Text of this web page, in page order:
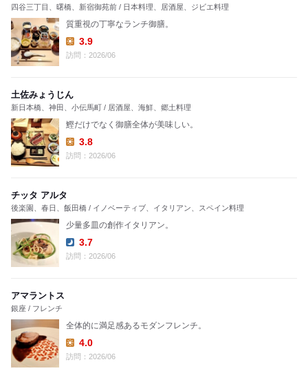
四谷三丁目、曙橋、新宿御苑前 / 日本料理、居酒屋、ジビエ料理
質重視の丁寧なランチ御膳。
Lunch:
3.9
訪問：2026/06
土佐みょうじん
新日本橋、神田、小伝馬町 / 居酒屋、海鮮、郷土料理
鰹だけでなく御膳全体が美味しい。
Lunch:
3.8
訪問：2026/06
チッタ アルタ
後楽園、春日、飯田橋 / イノベーティブ、イタリアン、スペイン料理
少量多皿の創作イタリアン。
Dinner:
3.7
訪問：2026/06
アマラントス
銀座 / フレンチ
全体的に満足感あるモダンフレンチ。
Lunch:
4.0
訪問：2026/06